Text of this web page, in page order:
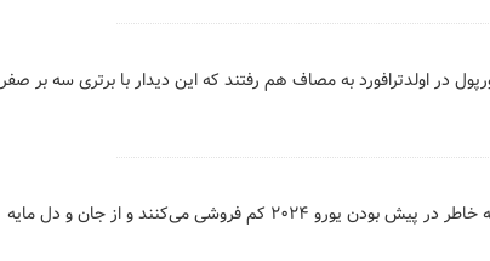
در اولدترافورد به مصاف هم رفتند که این دیدار با برتری سه بر صفر
وین رونی معتقد است که بازیکنان منچستریونایتد به خاطر در پیش بودن یورو ۲۰۲۴ کم فروشی می‌کنند و از جان و دل مایه